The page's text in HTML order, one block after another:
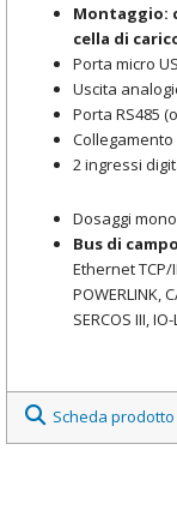
Montaggio:
cella di
Porta micro
Uscita
Porta RS485
Collegamento
2 ingressi
Dosaggi
Bus di
Ethernet TCP/
POWERLINK,
SERCOS III,
Scheda prodotto